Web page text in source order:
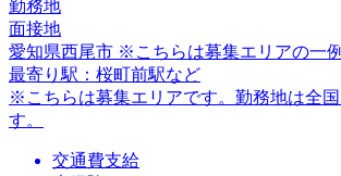
勤務地
面接地
愛知県西尾市 ※こちらは募集エリアの一例
最寄り駅：桜町前駅など
※こちらは募集エリアです。勤務地は全国
す。
交通費支給